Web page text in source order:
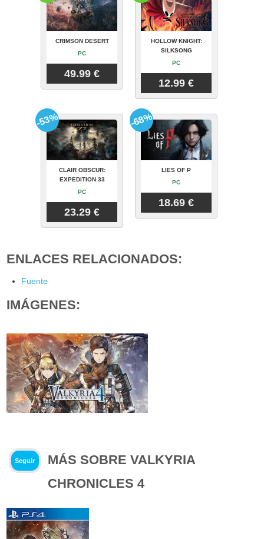
CRIMSON DESERT
PC
49.99 €
HOLLOW KNIGHT:
SILKSONG
PC
12.99 €
CLAIR OBSCUR:
EXPEDITION 33
PC
23.29 €
-53%
LIES OF P
PC
18.69 €
-68%
ENLACES RELACIONADOS:
Fuente
IMÁGENES:
Seguir
MÁS SOBRE VALKYRIA
CHRONICLES 4